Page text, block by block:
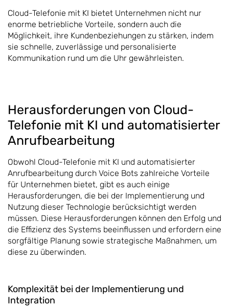
Cloud-Telefonie mit KI bietet Unternehmen nicht nur
enorme betriebliche Vorteile, sondern auch die
Möglichkeit, ihre Kundenbeziehungen zu stärken, indem
sie schnelle, zuverlässige und personalisierte
Kommunikation rund um die Uhr gewährleisten.
Herausforderungen von Cloud-
Telefonie mit KI und automatisierter
Anrufbearbeitung
Obwohl Cloud-Telefonie mit KI und automatisierter
Anrufbearbeitung durch Voice Bots zahlreiche Vorteile
für Unternehmen bietet, gibt es auch einige
Herausforderungen, die bei der Implementierung und
Nutzung dieser Technologie berücksichtigt werden
müssen. Diese Herausforderungen können den Erfolg und
die Effizienz des Systems beeinflussen und erfordern eine
sorgfältige Planung sowie strategische Maßnahmen, um
diese zu überwinden.
Komplexität bei der Implementierung und
Integration